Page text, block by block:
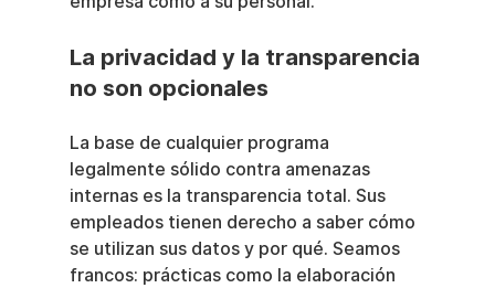
La privacidad y la transparencia
no son opcionales
La base de cualquier programa
legalmente sólido contra amenazas
internas es la transparencia total. Sus
empleados tienen derecho a saber cómo
se utilizan sus datos y por qué. Seamos
francos: prácticas como la elaboración